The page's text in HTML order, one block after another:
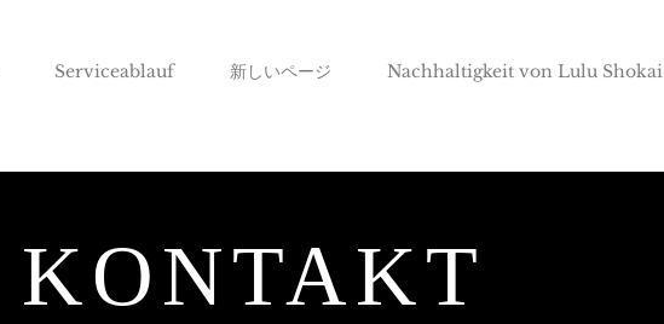
Serviceablauf 新しいページ Nachhaltigkeit von Lulu Shokai
KONTAKT